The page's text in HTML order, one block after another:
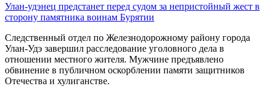
Улан-удэнец предстанет перед судом за непристойный жест в
сторону памятника воинам Бурятии
Следственный отдел по Железнодорожному району города
Улан-Удэ завершил расследование уголовного дела в
отношении местного жителя. Мужчине предъявлено
обвинение в публичном оскорблении памяти защитников
Отечества и хулиганстве.